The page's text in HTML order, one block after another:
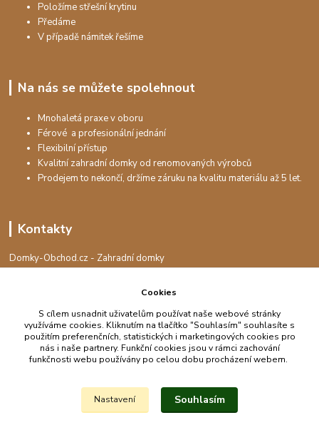
Položíme střešní krytinu
Předáme
V případě námitek řešíme
Na nás se můžete spolehnout
Mnohaletá praxe v oboru
Férové a profesionální jednání
Flexibilní přístup
Kvalitní zahradní domky od renomovaných výrobců
Prodejem to nekončí, držíme záruku na kvalitu materiálu až 5 let.
Kontakty
Domky-Obchod.cz - Zahradní domky
+420 730 501 925
info@domky-obchod.cz
Upravit sběr cookies.
Cookies
S cílem usnadnit uživatelům používat naše webové stránky
využíváme cookies. Kliknutím na tlačítko "Souhlasím" souhlasíte s
použitím preferenčních, statistických i marketingových cookies pro
nás i naše partnery. Funkční cookies jsou v rámci zachování
funkčnosti webu používány po celou dobu procházení webem.
Nastavení Souhlasím